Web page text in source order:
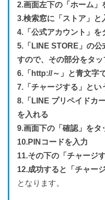
2.画面左下の「ホーム」
3.検索窓に「ストア」と
4.「公式アカウント」を
5.「LINE STORE」の公
すので、その部分をタッ
6.「http://～」と青文字
7.「チャージする」とい
8.「LINE プリペイドカ
を入れる
9.画面下の「確認」をタ
10.PINコードを入力
11.その下の「チャージ
12.成功すると「チャー
となります。